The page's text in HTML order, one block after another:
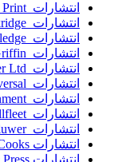
انتشارات Random House Large Print
انتشارات Rockridge
انتشارات Routledge
انتشارات St. Martin's Griffin
انتشارات The Wessex Astrologer Ltd
انتشارات Universal
انتشارات Water Environment
انتشارات Wellfleet
انتشارات Wolters Kluwer
انتشارات 5STARCooks
انتشارات Academic Press